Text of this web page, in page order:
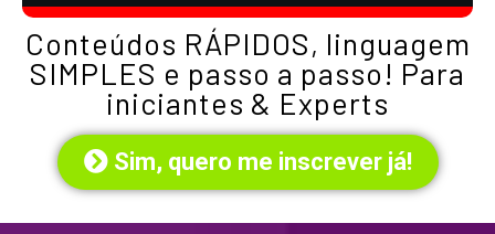
Conteúdos RÁPIDOS, linguagem
SIMPLES e passo a passo! Para
iniciantes & Experts
Sim, quero me inscrever já!